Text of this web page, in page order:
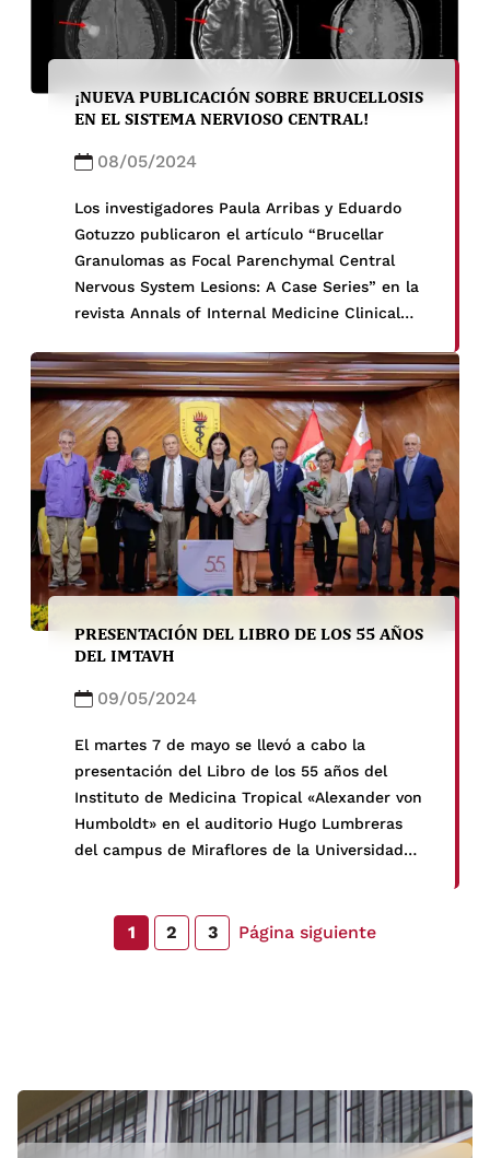
¡NUEVA PUBLICACIÓN SOBRE BRUCELLOSIS
EN EL SISTEMA NERVIOSO CENTRAL!
08/05/2024
Los investigadores Paula Arribas y Eduardo
Gotuzzo publicaron el artículo “Brucellar
Granulomas as Focal Parenchymal Central
Nervous System Lesions: A Case Series” en la
revista Annals of Internal Medicine Clinical
sobre la brucellosis, infección sistémica
casuada por la bacteria Brucella spp. y
endémica en nuestro […]
PRESENTACIÓN DEL LIBRO DE LOS 55 AÑOS
DEL IMTAVH
09/05/2024
El martes 7 de mayo se llevó a cabo la
presentación del Libro de los 55 años del
Instituto de Medicina Tropical «Alexander von
Humboldt» en el auditorio Hugo Lumbreras
del campus de Miraflores de la Universidad
Hugo Lumbreras fue […]
1 2 3 Página siguiente